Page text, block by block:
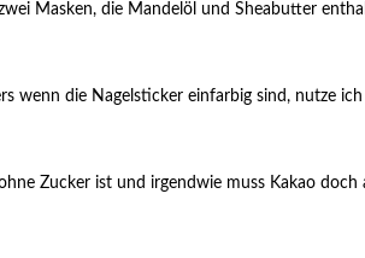
Masken, die Mandelöl und Sheabutter
wenn die Nagelsticker einfarbig sind, nutze
Zucker ist und irgendwie muss Kakao doch